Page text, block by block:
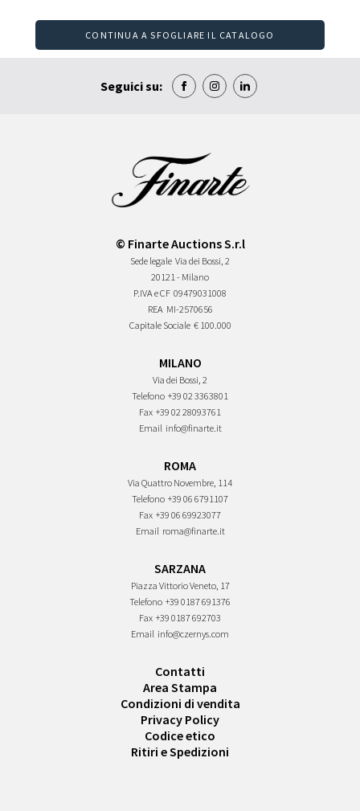
CONTINUA A SFOGLIARE IL CATALOGO
Seguici su:
© Finarte Auctions S.r.l
Sede legale Via dei Bossi, 2
20121 - Milano
P.IVA e CF 09479031008
REA MI-2570656
Capitale Sociale € 100.000
MILANO
Via dei Bossi, 2
Telefono +39 02 3363801
Fax +39 02 28093761
Email info@finarte.it
ROMA
Via Quattro Novembre, 114
Telefono +39 06 6791107
Fax +39 06 69923077
Email roma@finarte.it
SARZANA
Piazza Vittorio Veneto, 17
Telefono +39 0187 691376
Fax +39 0187 692703
Email info@czernys.com
Contatti
Area Stampa
Condizioni di vendita
Privacy Policy
Codice etico
Ritiri e Spedizioni